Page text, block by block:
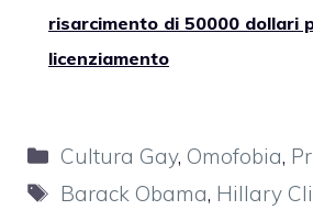
risarcimento di 50000 dollari
licenziamento
Categorie
Cultura Gay, Omofobia,
Tag
Barack Obama, Hillary